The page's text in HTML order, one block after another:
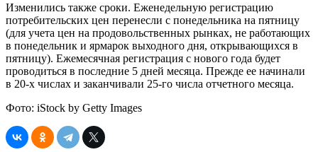
Изменились также сроки. Еженедельную регистрацию
потребительских цен перенесли с понедельника на пятницу
(для учета цен на продовольственных рынках, не работающих
в понедельник и ярмарок выходного дня, открывающихся в
пятницу). Ежемесячная регистрация с нового года будет
проводиться в последние 5 дней месяца. Прежде ее начинали
в 20-х числах и заканчивали 25-го числа отчетного месяца.
Фото: iStock by Getty Images